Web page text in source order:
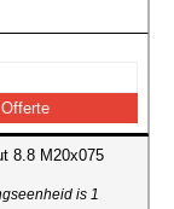
8.8 M20x075
is 1